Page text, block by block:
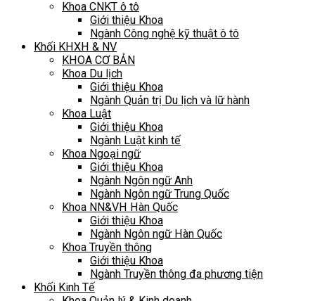
Khoa CNKT ô tô
Giới thiệu Khoa
Ngành Công nghệ kỹ thuật ô tô
Khối KHXH & NV
KHOA CƠ BẢN
Khoa Du lịch
Giới thiệu Khoa
Ngành Quản trị Du lịch và lữ hành
Khoa Luật
Giới thiệu Khoa
Ngành Luật kinh tế
Khoa Ngoại ngữ
Giới thiệu Khoa
Ngành Ngôn ngữ Anh
Ngành Ngôn ngữ Trung Quốc
Khoa NN&VH Hàn Quốc
Giới thiệu Khoa
Ngành Ngôn ngữ Hàn Quốc
Khoa Truyền thông
Giới thiệu Khoa
Ngành Truyền thông đa phương tiện
Khối Kinh Tế